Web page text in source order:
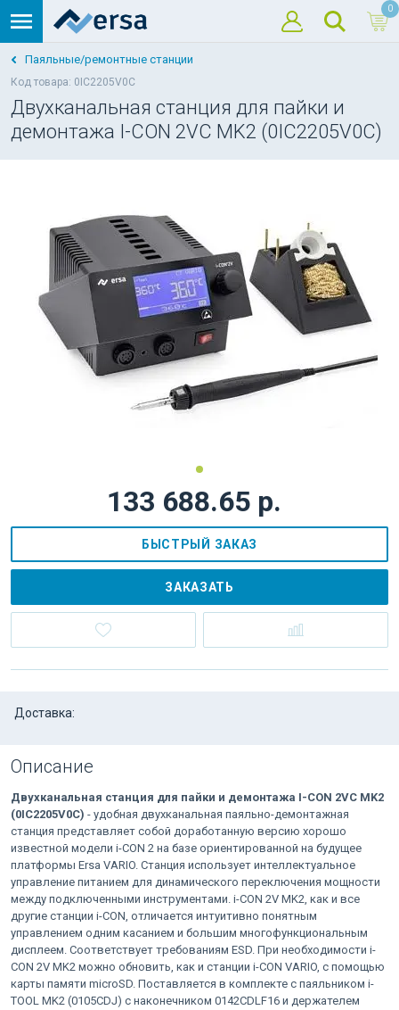
0
Паяльные/ремонтные станции
Код товара: 0IC2205V0C
Двухканальная станция для пайки и
демонтажа I-CON 2VC MK2 (0IC2205V0C)
133 688.65 р.
БЫСТРЫЙ ЗАКАЗ
ЗАКАЗАТЬ
Доставка:
Описание
Двухканальная станция для пайки и демонтажа I-CON 2VC MK2
(0IC2205V0C) - удобная двухканальная паяльно-демонтажная
станция представляет собой доработанную версию хорошо
известной модели i-CON 2 на базе ориентированной на будущее
платформы Ersa VARIO. Станция использует интеллектуальное
управление питанием для динамического переключения мощности
между подключенными инструментами. i-CON 2V MK2, как и все
другие станции i-CON, отличается интуитивно понятным
управлением одним касанием и большим многофункциональным
дисплеем. Соответствует требованиям ESD. При необходимости i-
CON 2V MK2 можно обновить, как и станции i-CON VARIO, с помощью
карты памяти microSD. Поставляется в комплекте с паяльником i-
TOOL MK2 (0105CDJ) с наконечником 0142CDLF16 и держателем